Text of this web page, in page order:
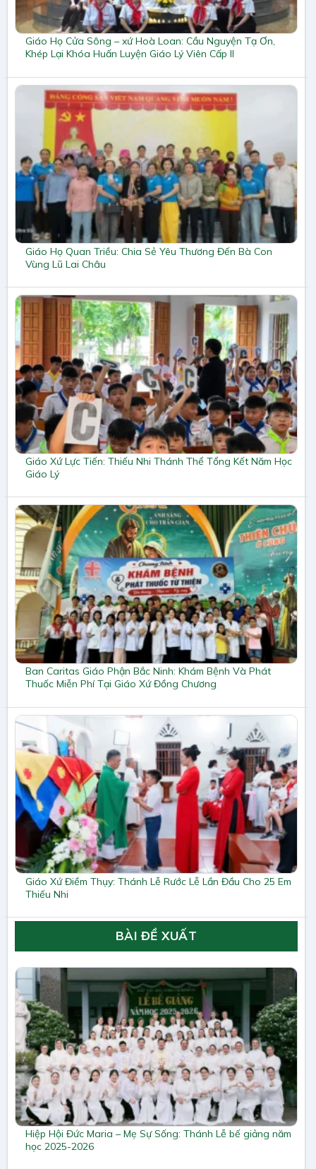
Giáo Họ Cửa Sông – xứ Hoà Loan: Cầu Nguyện Tạ Ơn,
Khép Lại Khóa Huấn Luyện Giáo Lý Viên Cấp II
Giáo Họ Quan Triều: Chia Sẻ Yêu Thương Đến Bà Con
Vùng Lũ Lai Châu
Giáo Xứ Lực Tiến: Thiếu Nhi Thánh Thể Tổng Kết Năm Học
Giáo Lý
Ban Caritas Giáo Phận Bắc Ninh: Khám Bệnh Và Phát
Thuốc Miễn Phí Tại Giáo Xứ Đồng Chương
Giáo Xứ Điềm Thụy: Thánh Lễ Rước Lễ Lần Đầu Cho 25 Em
Thiếu Nhi
BÀI ĐỀ XUẤT
Hiệp Hội Đức Maria – Mẹ Sự Sống: Thánh Lễ bế giảng năm
học 2025-2026